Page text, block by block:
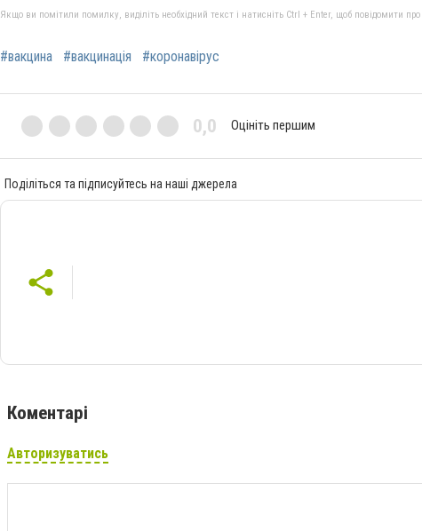
Якщо ви помітили помилку, виділіть необхідний текст і натисніть Ctrl + Enter, щоб повідомити
#вакцина #вакцинація #коронавірус
0,0 Оцініть першим
Поділіться та підписуйтесь на наші джерела
Коментарі
Авторизуватись